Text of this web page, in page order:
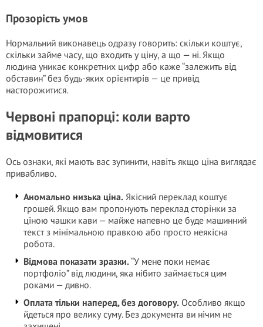
Прозорість умов
Нормальний виконавець одразу говорить: скільки коштує,
скільки займе часу, що входить у ціну, а що — ні. Якщо
людина уникає конкретних цифр або каже “залежить від
обставин” без будь-яких орієнтирів — це привід
насторожитися.
Червоні прапорці: коли варто
відмовитися
Ось ознаки, які мають вас зупинити, навіть якщо ціна виглядає
привабливо.
Аномально низька ціна. Якісний переклад коштує
грошей. Якщо вам пропонують переклад сторінки за
ціною чашки кави — майже напевно це буде машинний
текст з мінімальною правкою або просто неякісна
робота.
Відмова показати зразки.“У мене поки немає
портфоліо” від людини, яка нібито займається цим
роками — дивно.
Оплата тільки наперед, без договору. Особливо якщо
йдеться про велику суму. Без документа ви нічим не